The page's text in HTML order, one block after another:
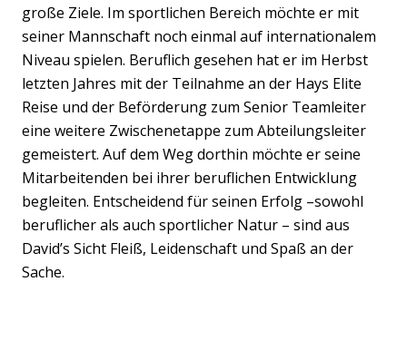
große Ziele. Im sportlichen Bereich möchte er mit
seiner Mannschaft noch einmal auf internationalem
Niveau spielen. Beruflich gesehen hat er im Herbst
letzten Jahres mit der Teilnahme an der Hays Elite
Reise und der Beförderung zum Senior Teamleiter
eine weitere Zwischenetappe zum Abteilungsleiter
gemeistert. Auf dem Weg dorthin möchte er seine
Mitarbeitenden bei ihrer beruflichen Entwicklung
begleiten. Entscheidend für seinen Erfolg –sowohl
beruflicher als auch sportlicher Natur – sind aus
David’s Sicht Fleiß, Leidenschaft und Spaß an der
Sache.